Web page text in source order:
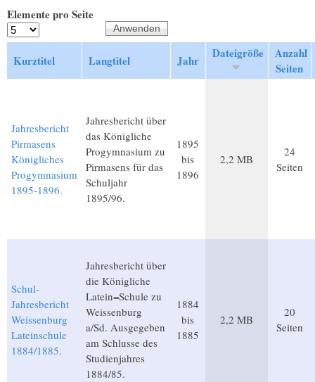
Elemente pro Seite
Kurztitel Langtitel Jahr Dateigröße
Anzahl
Seiten
Jahresbericht
Pirmasens
Königliches
Progymnasium
1895-1896.
Jahresbericht über
das Königliche
Progymnasium zu
Pirmasens für das
Schuljahr
1895/96.
1895
bis
1896
2,2 MB
24
Seiten
Schul-
Jahresbericht
Weissenburg
Lateinschule
1884/1885.
Jahresbericht über
die Königliche
Latein=Schule zu
Weissenburg
a/Sd. Ausgegeben
am Schlusse des
Studienjahres
1884/85.
1884
bis
1885
2,2 MB
20
Seiten